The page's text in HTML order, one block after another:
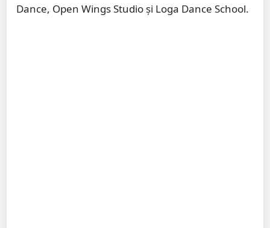
Dance, Open Wings Studio și Loga Dance School.